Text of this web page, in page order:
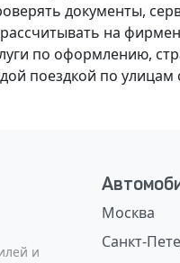
документы,
на
по оформлению,
поездкой по
и
Москва
Санкт-